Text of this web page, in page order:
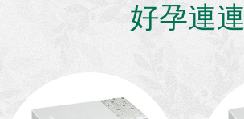
好孕連連